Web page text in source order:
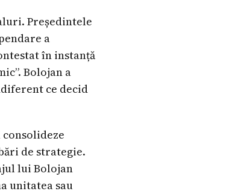
Președintele
a
în instanță
Bolojan a
ce decid
de strategie.
lui Bolojan
unitatea sau